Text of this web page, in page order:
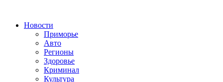
Новости
Приморье
Авто
Регионы
Здоровье
Криминал
Культура